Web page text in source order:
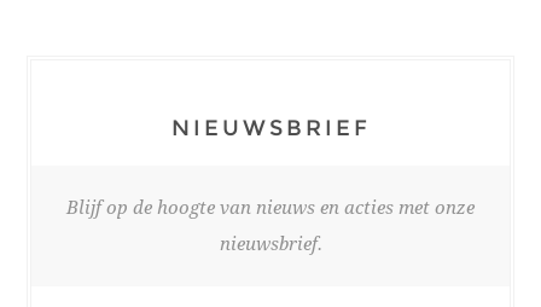
NIEUWSBRIEF
Blijf op de hoogte van nieuws en acties met onze
nieuwsbrief.